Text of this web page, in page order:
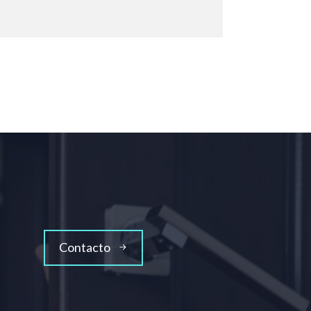
Contacto